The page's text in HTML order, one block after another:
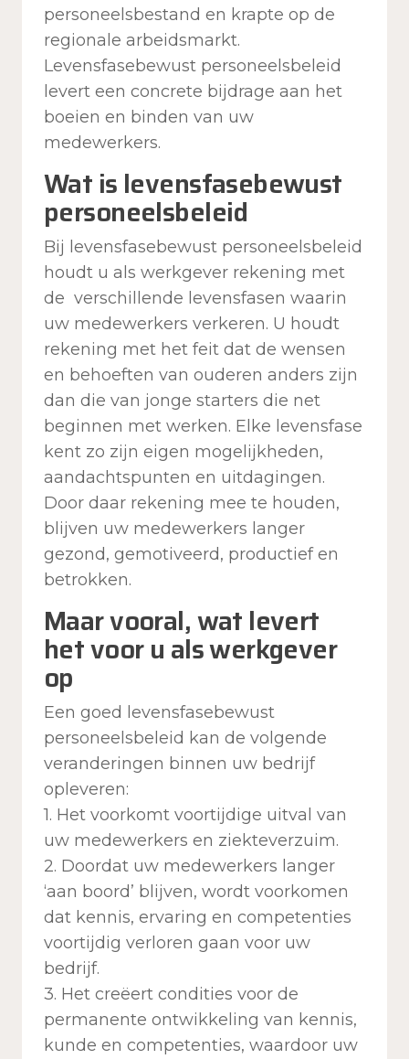
personeelsbestand en krapte op de
regionale arbeidsmarkt.
Levensfasebewust personeelsbeleid
levert een concrete bijdrage aan het
boeien en binden van uw
medewerkers.
Wat is levensfasebewust
personeelsbeleid
Bij levensfasebewust personeelsbeleid
houdt u als werkgever rekening met
de verschillende levensfasen waarin
uw medewerkers verkeren. U houdt
rekening met het feit dat de wensen
en behoeften van ouderen anders zijn
dan die van jonge starters die net
beginnen met werken. Elke levensfase
kent zo zijn eigen mogelijkheden,
aandachtspunten en uitdagingen.
Door daar rekening mee te houden,
blijven uw medewerkers langer
gezond, gemotiveerd, productief en
betrokken.
Maar vooral, wat levert
het voor u als werkgever
op
Een goed levensfasebewust
personeelsbeleid kan de volgende
veranderingen binnen uw bedrijf
opleveren:
1. Het voorkomt voortijdige uitval van
uw medewerkers en ziekteverzuim.
2. Doordat uw medewerkers langer
‘aan boord’ blijven, wordt voorkomen
dat kennis, ervaring en competenties
voortijdig verloren gaan voor uw
bedrijf.
3. Het creëert condities voor de
permanente ontwikkeling van kennis,
kunde en competenties, waardoor uw